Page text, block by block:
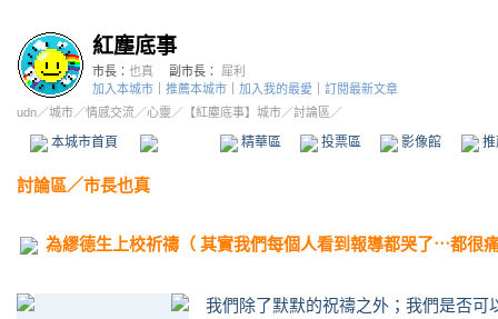
紅塵底事
市長： 也真 副市長：
犀利
加入本城市
推薦本城市 加入我的最愛
訂閱最新文章
udn／城市／情感交流／心靈 ／ 【紅塵底事】城市／討論區／
本城市首頁 精華區 投票區 影像館
討論區／市長也真
為繆德生上校祈禱（ 其實我們每個人看到報導都哭了⋯都很
我們除了默默的祝禱之外；我們是否